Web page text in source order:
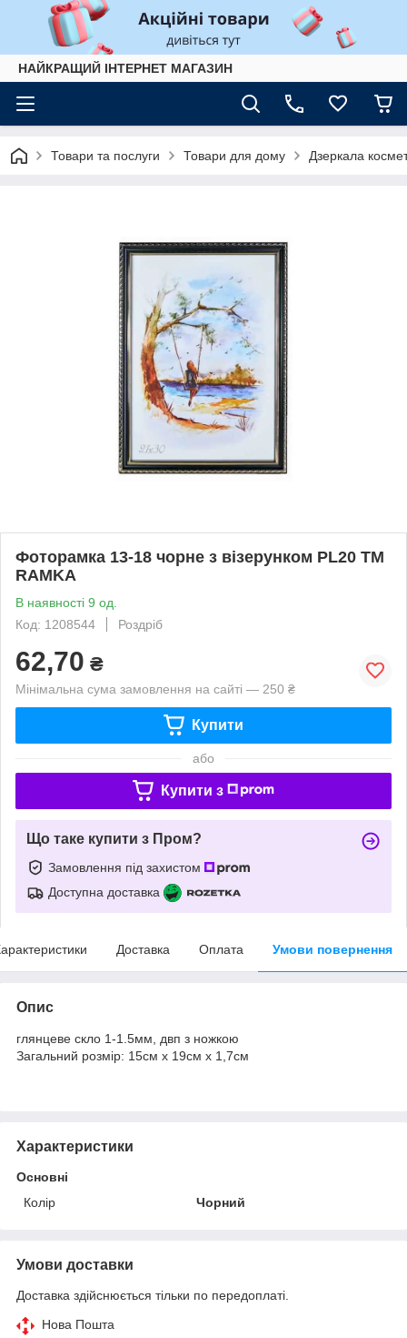
НАЙКРАЩИЙ ІНТЕРНЕТ МАГАЗИН
Товари та послуги Товари для дому Дзеркала
Фоторамка 13-18 чорне з візерунком PL20 ТМ
RAMKA
В наявності 9 од.
Код: 1208544
Роздріб
62,70 ₴
Мінімальна сума замовлення на сайті — 250 ₴
Купити
або
Купити з
Що таке купити з Пром?
Замовлення під захистом
Доступна доставка
Доставка Оплата Умови повернення
Опис
глянцеве скло 1-1.5мм, двп з ножкою
Загальний розмір: 15см х 19см х 1,7см
Характеристики
Основні
Колір
Чорний
Умови доставки
Доставка здійснюється тільки по передоплаті.
Нова Пошта